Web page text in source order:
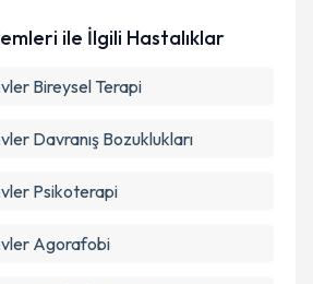
ile İlgili Hastalıklar
Bireysel Terapi
Davranış Bozuklukları
Psikoterapi
Agorafobi